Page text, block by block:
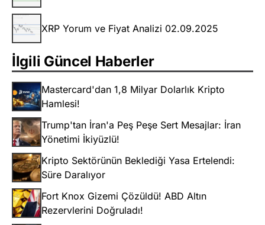
XRP Yorum ve Fiyat Analizi 02.09.2025
İlgili Güncel Haberler
Mastercard'dan 1,8 Milyar Dolarlık Kripto
Hamlesi!
Trump'tan İran'a Peş Peşe Sert Mesajlar: İran
Yönetimi İkiyüzlü!
Kripto Sektörünün Beklediği Yasa Ertelendi:
Süre Daralıyor
Fort Knox Gizemi Çözüldü! ABD Altın
Rezervlerini Doğruladı!